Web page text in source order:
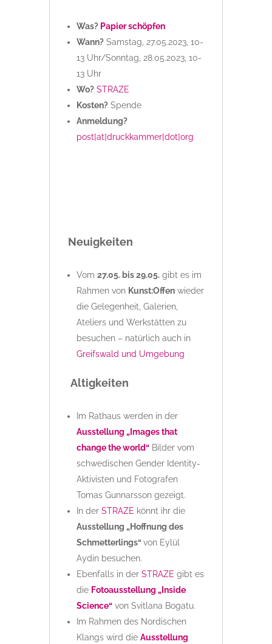
Was? Papier schöpfen
Wann?Samstag, 27.05.2023, 10-
13 Uhr/Sonntag, 28.05.2023, 10-
13 Uhr
Wo? STRAZE
Kosten?Spende
Anmeldung?
post[at]druckkammer[dot]org
Neuigkeiten
Vom 27.05. bis 29.05.gibt es im
Rahmen von Kunst:Offenwieder
die Gelegenheit, Galerien,
Ateliers und Werkstätten zu
besuchen – natürlich auch in
Greifswald und Umgebung
Altigkeiten
Im Rathaus werden in der
Ausstellung „Images that
change the world“Bilder vom
schwedischen Gender Identity-
Aktivisten und Fotografen
Tomas Gunnarsson gezeigt.
In der STRAZE könnt ihr die
Ausstellung „Hoffnung des
Schmetterlings“von Eylül
Aydin besuchen.
Ebenfalls in der STRAZE gibt es
die Fotoausstellung „Inside
Science“von Svitlana Bogatu.
Im Rahmen des Nordischen
Klangs wird die Ausstellung